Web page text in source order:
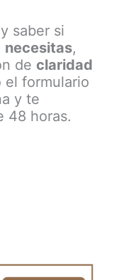
saber si
necesitas,
de claridad
el formulario
y te
48 horas.